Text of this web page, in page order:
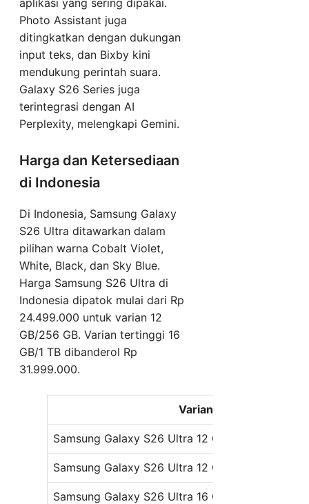
aplikasi yang sering dipakai.
Photo Assistant juga
ditingkatkan dengan dukungan
input teks, dan Bixby kini
mendukung perintah suara.
Galaxy S26 Series juga
terintegrasi dengan AI
Perplexity, melengkapi Gemini.
Harga dan Ketersediaan
di Indonesia
Di Indonesia, Samsung Galaxy
S26 Ultra ditawarkan dalam
pilihan warna Cobalt Violet,
White, Black, dan Sky Blue.
Harga Samsung S26 Ultra di
Indonesia dipatok mulai dari Rp
24.499.000 untuk varian 12
GB/256 GB. Varian tertinggi 16
GB/1 TB dibanderol Rp
31.999.000.
Varian
Samsung Galaxy S26 Ultra 12 GB/256 GB
Samsung Galaxy S26 Ultra 12 GB/512 GB
Samsung Galaxy S26 Ultra 16 GB/1 TB